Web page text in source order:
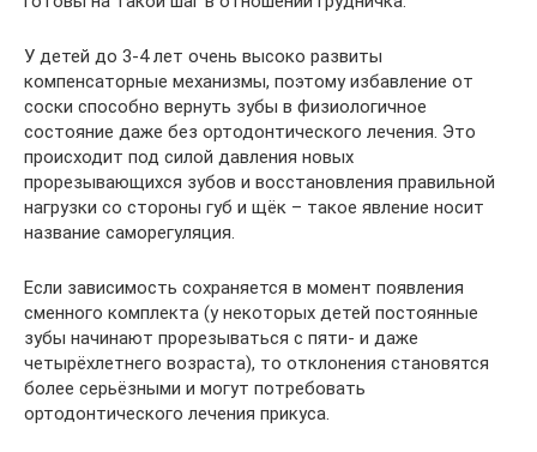
У детей до 3-4 лет очень высоко развиты
компенсаторные механизмы, поэтому избавление от
соски способно вернуть зубы в физиологичное
состояние даже без ортодонтического лечения. Это
происходит под силой давления новых
прорезывающихся зубов и восстановления правильной
нагрузки со стороны губ и щёк – такое явление носит
название саморегуляция.
Если зависимость сохраняется в момент появления
сменного комплекта (у некоторых детей постоянные
зубы начинают прорезываться с пяти- и даже
четырёхлетнего возраста), то отклонения становятся
более серьёзными и могут потребовать
ортодонтического лечения прикуса.